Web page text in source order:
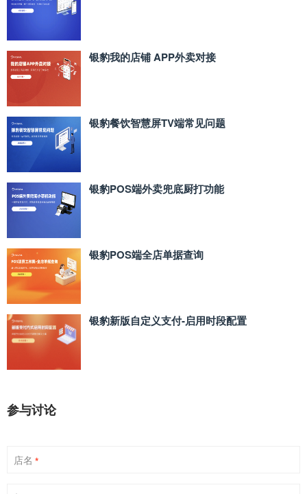
银豹我的店铺 APP外卖对接
银豹餐饮智慧屏TV端常见问题
银豹POS端外卖兜底厨打功能
银豹POS端全店单据查询
银豹新版自定义支付‑启用时段配置
参与讨论
店名 *